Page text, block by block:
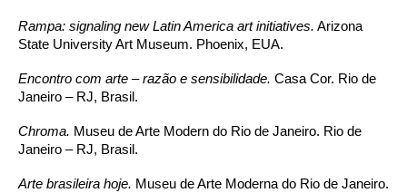
Rampa: signaling new Latin America art initiatives. Arizona
State University Art Museum. Phoenix, EUA.
Encontro com arte – razão e sensibilidade. Casa Cor. Rio de
Janeiro – RJ, Brasil.
Chroma. Museu de Arte Modern do Rio de Janeiro. Rio de
Janeiro – RJ, Brasil.
Arte brasileira hoje. Museu de Arte Moderna do Rio de Janeiro.